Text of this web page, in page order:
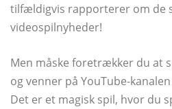
tilfældigvis rapporterer om de
videospilnyheder!
Men måske foretrækker du at
og venner på YouTube-
Det er et magisk spil, hvor du